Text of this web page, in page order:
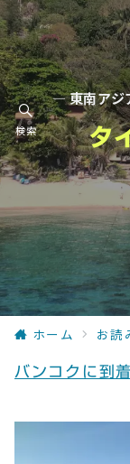
検索
— 東南アジ
タ
ホーム お読
バンコクに到